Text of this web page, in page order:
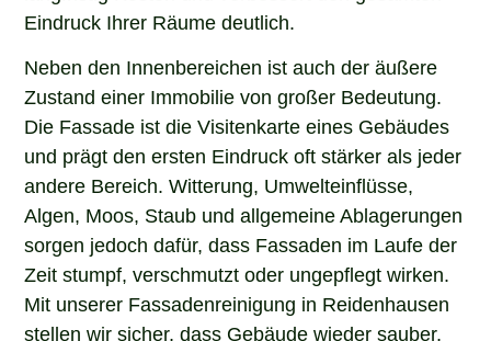
Eindruck Ihrer Räume deutlich.
Neben den Innenbereichen ist auch der äußere
Zustand einer Immobilie von großer Bedeutung.
Die Fassade ist die Visitenkarte eines Gebäudes
und prägt den ersten Eindruck oft stärker als jeder
andere Bereich. Witterung, Umwelteinflüsse,
Algen, Moos, Staub und allgemeine Ablagerungen
sorgen jedoch dafür, dass Fassaden im Laufe der
Zeit stumpf, verschmutzt oder ungepflegt wirken.
Mit unserer Fassadenreinigung in Reidenhausen
stellen wir sicher, dass Gebäude wieder sauber,